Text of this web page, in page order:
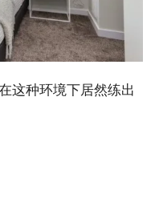
这种环境下居然练出